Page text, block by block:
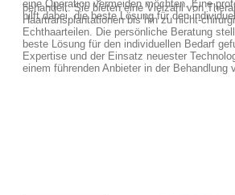
eine Operation vermeiden möchten. Eine
hilft dabei, die beste Lösung für den
behandelt. Sie bieten eine Vielzahl von
Haartransplantationen bis hin zu nicht-
Echthaarteilen. Die persönliche Beratung
beste Lösung für den individuellen Bedarf
Expertise und der Einsatz neuester
einem führenden Anbieter in der Behandlung